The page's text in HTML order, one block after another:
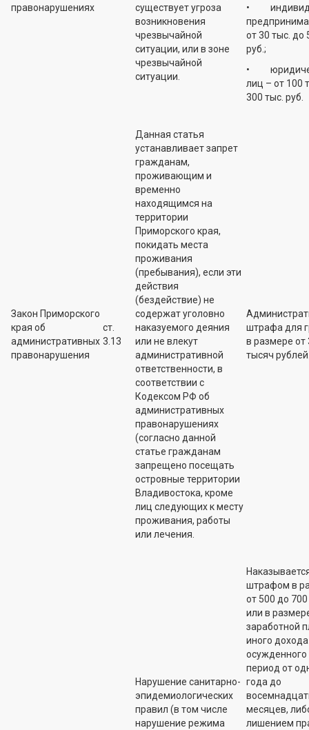
правонарушениях
существует угроза
возникновения
чрезвычайной
ситуации, или в зоне
чрезвычайной
ситуации.
•
от 30 тыс. до
руб.;
•
лиц – от 100
300 тыс. руб.
Закон Приморского
края об
административных
правонарушения
ст.
3.13
Данная статья
устанавливает запрет
гражданам,
проживающим и
временно
находящимся на
территории
Приморского края,
покидать места
проживания
(пребывания), если эти
действия
(бездействие) не
содержат уголовно
наказуемого деяния
или не влекут
административной
ответственности, в
соответствии с
Кодексом РФ об
административных
правонарушениях
(согласно данной
статье гражданам
запрещено посещать
островные территории
Владивостока, кроме
лиц следующих к месту
проживания, работы
или лечения.
штрафа для
в размере от
тысяч
Нарушение санитарно-
эпидемиологических
правил (в том числе
нарушение режима
штрафом в
от 500 до 700
или в
заработной
иного дохода
осужденного
период от
года до
месяцев,
лишением